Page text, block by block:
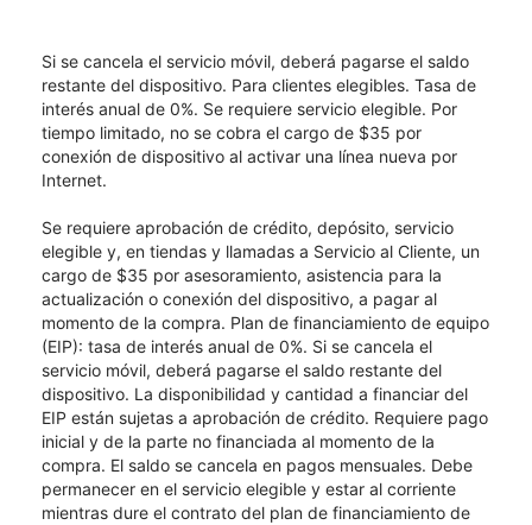
Si se cancela el servicio móvil, deberá pagarse el saldo
restante del dispositivo. Para clientes elegibles. Tasa de
interés anual de 0%. Se requiere servicio elegible. Por
tiempo limitado, no se cobra el cargo de $35 por
conexión de dispositivo al activar una línea nueva por
Internet.
Se requiere aprobación de crédito, depósito, servicio
elegible y, en tiendas y llamadas a Servicio al Cliente, un
cargo de $35 por asesoramiento, asistencia para la
actualización o conexión del dispositivo, a pagar al
momento de la compra. Plan de financiamiento de equipo
(EIP): tasa de interés anual de 0%. Si se cancela el
servicio móvil, deberá pagarse el saldo restante del
dispositivo. La disponibilidad y cantidad a financiar del
EIP están sujetas a aprobación de crédito. Requiere pago
inicial y de la parte no financiada al momento de la
compra. El saldo se cancela en pagos mensuales. Debe
permanecer en el servicio elegible y estar al corriente
mientras dure el contrato del plan de financiamiento de